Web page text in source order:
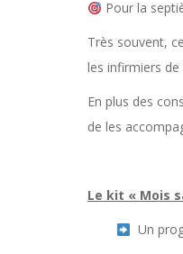
Pour la
Très souvent,
les infirmiers
En plus des
de les
Le kit « Mois
Un